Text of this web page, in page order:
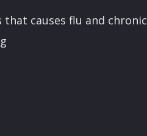
causes flu and chronic